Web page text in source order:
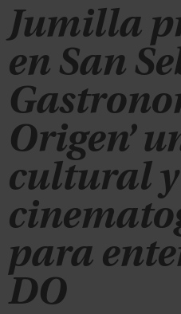
Jumilla
en San
Origen’
cultural y
para
DO